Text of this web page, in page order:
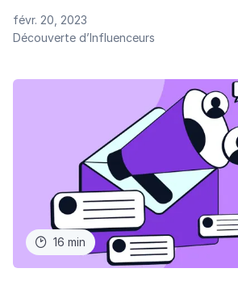
créateurs, comment vous y prendre
févr. 20, 2023
Découverte d’Influenceurs
 16 min